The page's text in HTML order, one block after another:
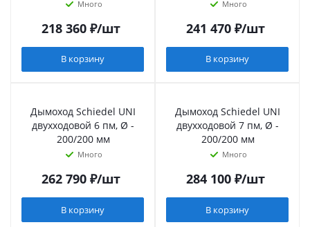
Много
218 360₽/шт
В корзину
Много
241 470₽/шт
В корзину
Дымоход Schiedel UNI
двухходовой 6 пм, Ø -
200/200 мм
Много
262 790₽/шт
В корзину
Дымоход Schiedel UNI
двухходовой 7 пм, Ø -
200/200 мм
Много
284 100₽/шт
В корзину